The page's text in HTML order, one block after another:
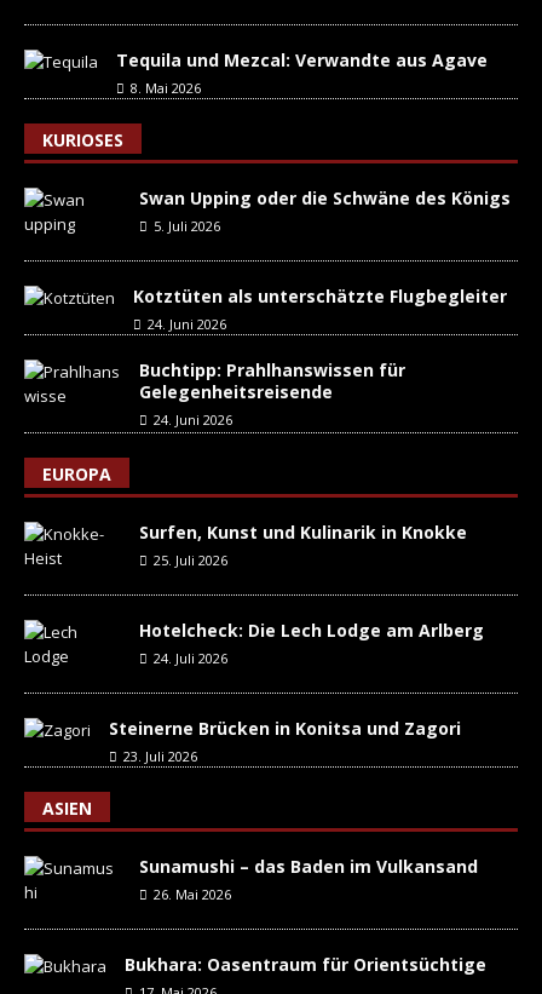
Tequila und Mezcal: Verwandte aus Agave
8. Mai 2026
KURIOSES
Swan Upping oder die Schwäne des Königs
5. Juli 2026
Kotztüten als unterschätzte Flugbegleiter
24. Juni 2026
Buchtipp: Prahlhanswissen für
Gelegenheitsreisende
24. Juni 2026
EUROPA
Surfen, Kunst und Kulinarik in Knokke
25. Juli 2026
Hotelcheck: Die Lech Lodge am Arlberg
24. Juli 2026
Steinerne Brücken in Konitsa und Zagori
23. Juli 2026
ASIEN
Sunamushi – das Baden im Vulkansand
26. Mai 2026
Bukhara: Oasentraum für Orientsüchtige